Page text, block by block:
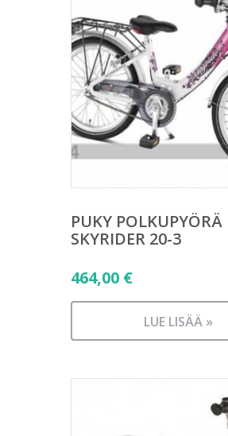
PUKY POLKUPYÖRÄ
SKYRIDER 20-3
464,00 €
LUE LISÄÄ »